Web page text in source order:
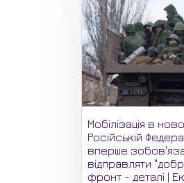
Мобілізація в
Російській
вперше
відправляти
фронт - деталі |